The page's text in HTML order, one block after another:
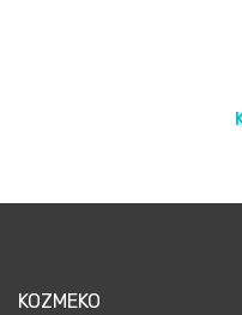
KOZMEKO